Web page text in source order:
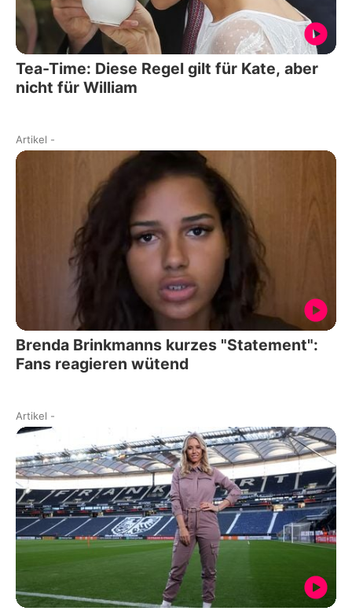
Tea-Time: Diese Regel gilt für Kate, aber
nicht für William
Artikel -
Brenda Brinkmanns kurzes "Statement":
Fans reagieren wütend
Artikel -